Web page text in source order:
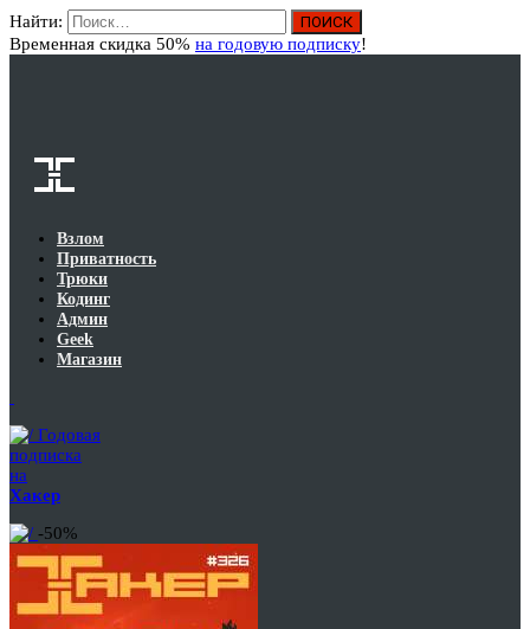
Найти:
Временная скидка 50% на годовую подписку!
Взлом
Приватность
Трюки
Кодинг
Админ
Geek
Магазин
Годовая
подписка
на
Хакер
-50%